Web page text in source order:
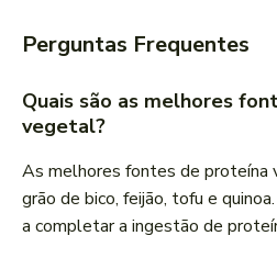
Perguntas Frequentes
Quais são as melhores
vegetal?
As melhores fontes de proteína
grão de bico, feijão, tofu e
a completar a ingestão de